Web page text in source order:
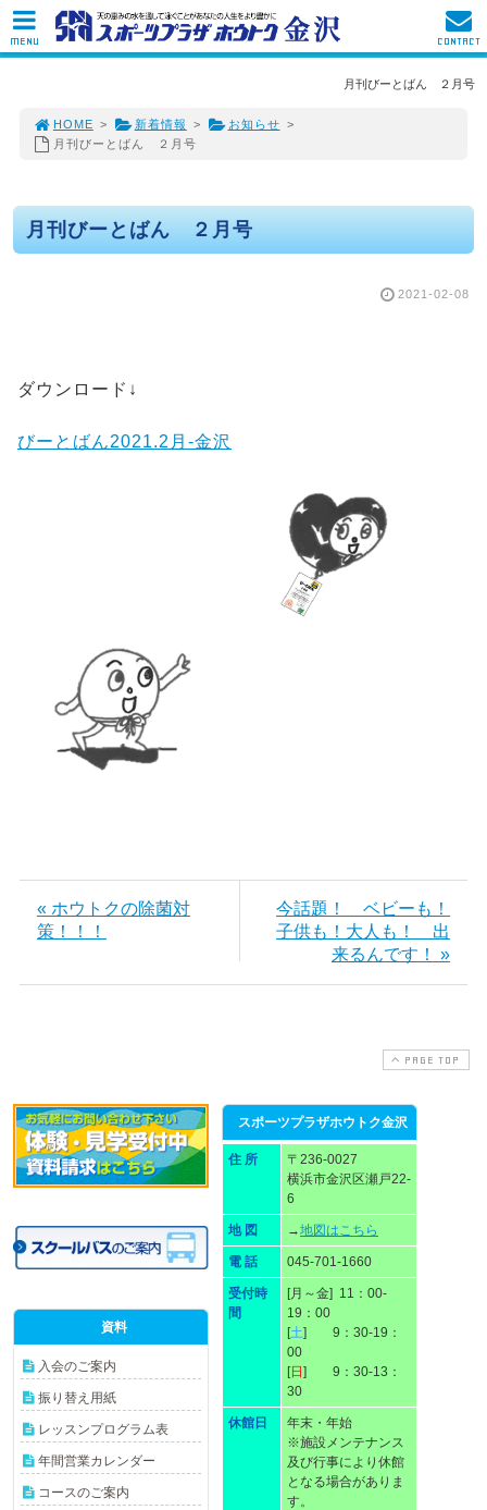
月刊びーとばん ２月号
HOME > 新着情報 > お知らせ >
月刊びーとばん ２月号
月刊びーとばん ２月号
2021-02-08
ダウンロード↓
びーとばん2021.2月-金沢
« ホウトクの除菌対
策！！！
今話題！ ベビーも！
子供も！大人も！ 出
来るんです！ »
PAGE TOP
スポーツプラザホウトク金沢
住 所
〒236-0027
横浜市金沢区瀬戸22-
6
地 図 →地図はこちら
電 話 045-701-1660
受付時
間
[月～金] 11：00-
19：00
[土] 9：30-19：
00
[日 ] 9：30-13：
30
休館日
年末・年始
※施設メンテナンス
及び行事により休館
となる場合がありま
す。
資料
入会のご案内
振り替え用紙
レッスンプログラム表
年間営業カレンダー
コースのご案内
MENU CONTACT